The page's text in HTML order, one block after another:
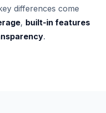
differences come
, built-in features
.